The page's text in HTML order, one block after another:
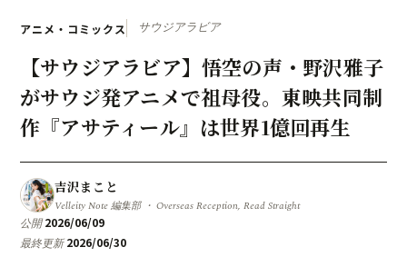
アニメ・コミックス サウジアラビア
【サウジアラビア】悟空の声・野沢雅子
がサウジ発アニメで祖母役。東映共同制
作『アサティール』は世界1億回再生
吉沢まこと
Velleity Note 編集部 ・ Overseas Reception, Read Straight
公開2026/06/09
最終更新2026/06/30